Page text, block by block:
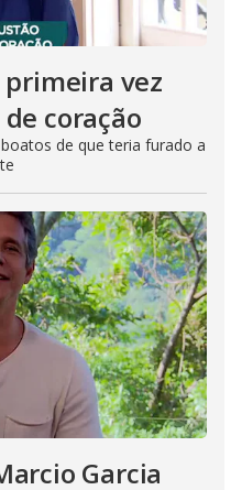
vez
coração
de que teria furado a
Garcia